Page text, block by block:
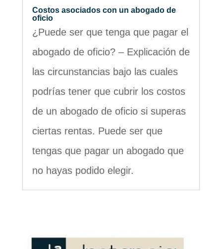
Costos asociados con un abogado de
oficio
¿Puede ser que tenga que pagar el
abogado de oficio? – Explicación de
las circunstancias bajo las cuales
podrías tener que cubrir los costos
de un abogado de oficio si superas
ciertas rentas. Puede ser que
tengas que pagar un abogado que
no hayas podido elegir.